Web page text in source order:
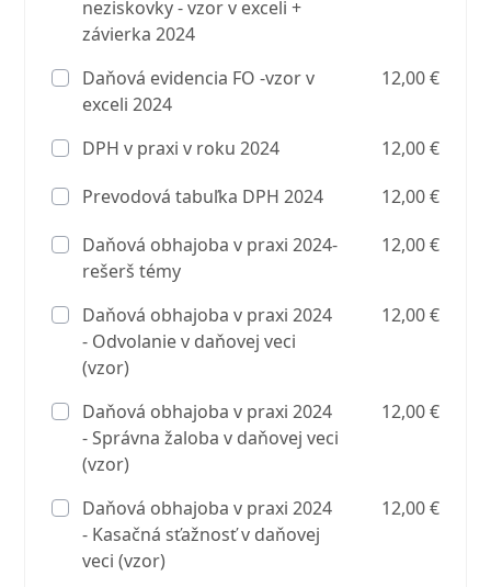
neziskovky - vzor v exceli +
závierka 2024
Daňová evidencia FO -vzor v
exceli 2024
12,00 €
DPH v praxi v roku 2024
12,00 €
Prevodová tabuľka DPH 2024
12,00 €
Daňová obhajoba v praxi 2024-
rešerš témy
12,00 €
Daňová obhajoba v praxi 2024
- Odvolanie v daňovej veci
(vzor)
12,00 €
Daňová obhajoba v praxi 2024
- Správna žaloba v daňovej veci
(vzor)
12,00 €
Daňová obhajoba v praxi 2024
- Kasačná sťažnosť v daňovej
veci (vzor)
12,00 €